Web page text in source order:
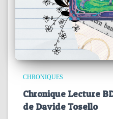
CHRONIQUES
Chronique Lecture
de Davide Tosello